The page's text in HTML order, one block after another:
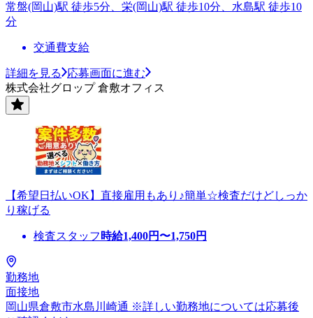
常盤(岡山)駅 徒歩5分、栄(岡山)駅 徒歩10分、水島駅 徒歩10
分
交通費支給
詳細を見る
応募画面に進む
株式会社グロップ 倉敷オフィス
【希望日払いOK】直接雇用もあり♪簡単☆検査だけどしっか
り稼げる
検査スタッフ 時給1,400円〜1,750円
勤務地
面接地
岡山県倉敷市水島川崎通 ※詳しい勤務地については応募後